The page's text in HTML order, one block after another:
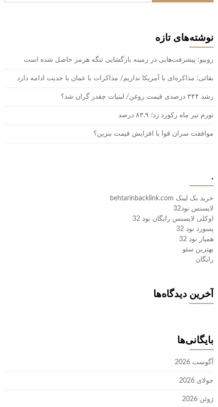
نوشته‌های تازه
روبیو: پیشرفت‌هایی در زمینه بازگشایی تنگه هرمز حاصل شده است
بقائی: مذاکره‌ای با آمریکا نداریم/ مذاکرات با عمان با جدیت ادامه دارد
رشد ۳۴۴ درصدی قیمت روغن/ لبنیات چقدر گران شد؟
تورم تیر ماه رکورد زد؛ ۸۳.۹ درصد
موافقت سران قوا با افزایش قیمت بنزین؟
.
خرید بک لینک behtarinbacklink.com
لایسنس نود32
اوکلی لایسنس رایگان نود 32
پسورد نود 32
همیار نود 32
بهترین سئو
رایگان
آخرین دیدگاه‌ها
بایگانی‌ها
آگوست 2026
جولای 2026
ژوئن 2026